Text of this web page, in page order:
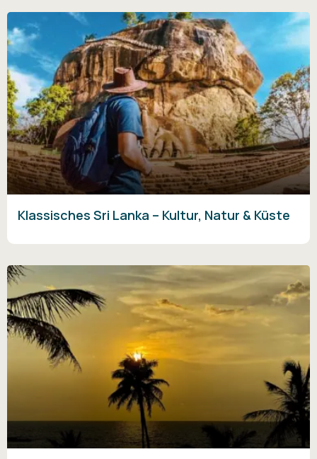
Klassisches Sri Lanka – Kultur, Natur & Küste